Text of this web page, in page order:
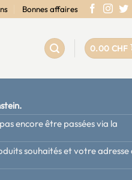
Bonnes affaires
0.00 CHF
encore être passées via la
souhaités et votre adresse